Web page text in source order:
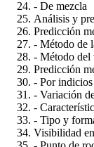
- De mezcla
Análisis y
Predicción
- Método de
- Método del
Predicción
- Por indicios
- Variación
-
- Tipo y
Visibilidad